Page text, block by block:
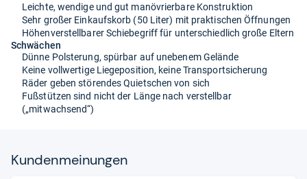
Leichte, wendige und gut manövrierbare Konstruktion
Sehr großer Einkaufskorb (50 Liter) mit praktischen Öffnungen
Höhenverstellbarer Schiebegriff für unterschiedlich große Eltern
Schwächen
Dünne Polsterung, spürbar auf unebenem Gelände
Keine vollwertige Liegeposition, keine Transportsicherung
Räder geben störendes Quietschen von sich
Fußstützen sind nicht der Länge nach verstellbar
(„mitwachsend“)
Kun­den­mei­nun­gen